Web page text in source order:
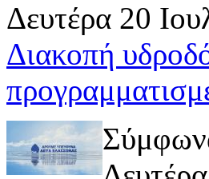
Δευτέρα 20
Διακοπή